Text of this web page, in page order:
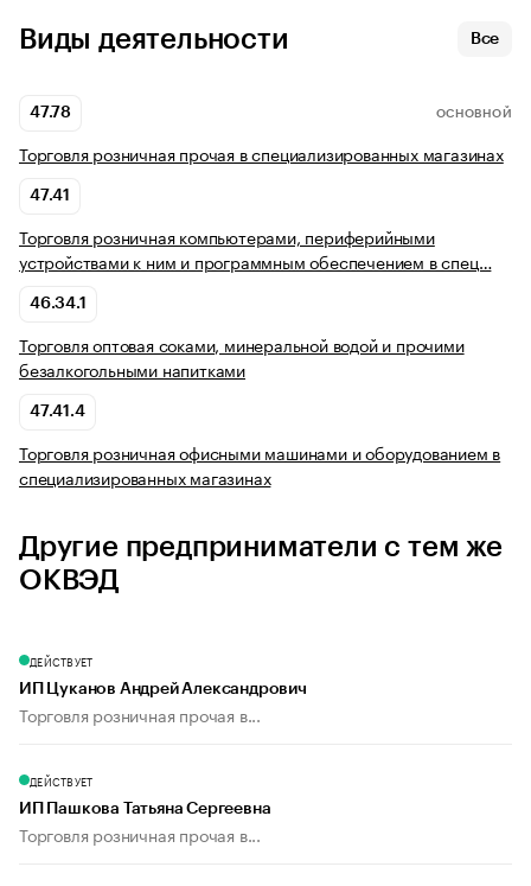
Виды деятельности Все
47.78 ОСНОВНОЙ
Торговля розничная прочая в специализированных магазинах
47.41
Торговля розничная компьютерами, периферийными
устройствами к ним и программным обеспечением в спец…
46.34.1
Торговля оптовая соками, минеральной водой и прочими
безалкогольными напитками
47.41.4
Торговля розничная офисными машинами и оборудованием в
специализированных магазинах
Другие предприниматели с тем же
ОКВЭД
ДЕЙСТВУЕТ
ИП Цуканов Андрей Александрович
Торговля розничная прочая в...
ДЕЙСТВУЕТ
ИП Пашкова Татьяна Сергеевна
Торговля розничная прочая в...